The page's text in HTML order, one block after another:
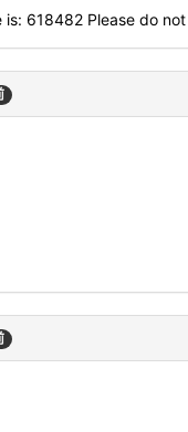
618482 Please do